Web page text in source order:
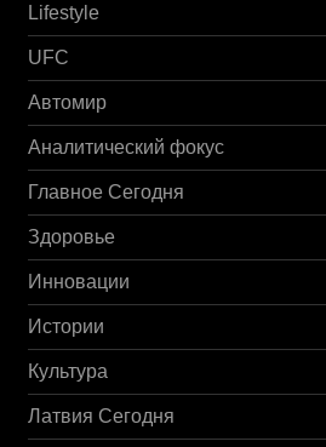
Lifestyle
UFC
Автомир
Аналитический фокус
Главное Сегодня
Здоровье
Инновации
Истории
Культура
Латвия Сегодня